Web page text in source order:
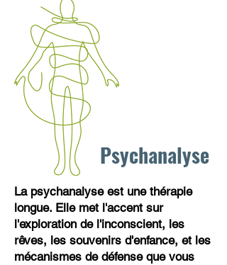
Psychanalyse
La psychanalyse est une thérapie
longue. Elle met l'accent sur
l'exploration de l'inconscient, les
rêves, les souvenirs d'enfance, et les
mécanismes de défense que vous